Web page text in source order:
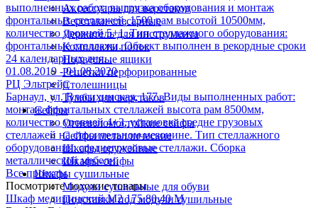
Аксессуары для верстаков
Верстаки слесарные
Держатель для инструмента
Комплекты полок
Подвесные ящики
Решетки перфорированные
Столешницы
Тумбы для верстаков
Сейфы
Огневзломостойкие сейфы
Сейфы металлические
Шкафы оружейные
Шкафы-сейфы
Шкафы сушильные
Модули сушильные для обуви
Подставки под модули сушильные
выполненных работ: выгрузка оборудования и монтаж
фронтальных стеллажей, 1500 рам высотой 10500мм,
количество уровней 5+1. Тип стеллажного оборудования:
фронтальные стеллажи. Объект выполнен в рекордные сроки
24 календарных дня. .
01.08.2019 - 01.08.2020
РЦ Эльтрейд
Барнаул, ул. Власихинская, 177. Виды выполненных работ:
монтаж фронтальных стеллажей высота рам 8500мм,
количество уровней 4+3, установка средне грузовых
стеллажей на строительном мезонине. Тип стеллажного
оборудования: среднегрузовые стеллажи. Сборка
металлической мебели.
Все проекты
Посмотрите похожие товары
Шкаф медицинский М2 175.80.40 М